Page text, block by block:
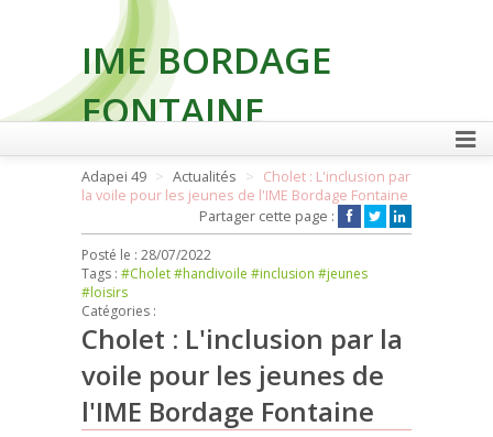
IME BORDAGE
FONTAINE
FAIRE UN DON
Adapei 49 Actualités
Cholet : L'inclusion par
la voile pour les jeunes de l'IME Bordage Fontaine
Partager cette page :
Posté le : 28/07/2022
Tags : #Cholet#handivoile #inclusion #jeunes
#loisirs
Catégories :
Cholet : L'inclusion par la
voile pour les jeunes de
l'IME Bordage Fontaine